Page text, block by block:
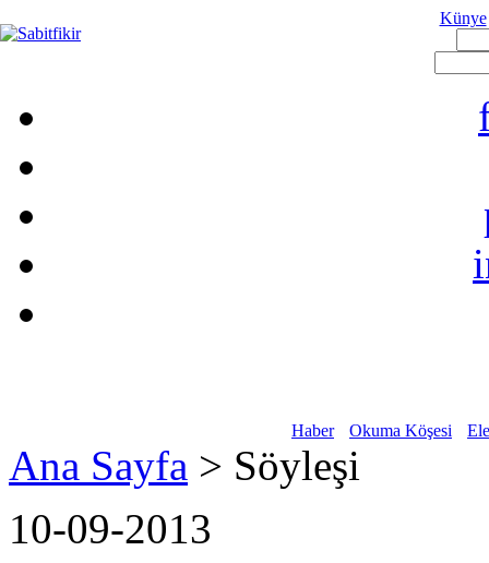
Künye
Haber Okuma Köşesi
Ana Sayfa > Söyleşi
10-09-2013